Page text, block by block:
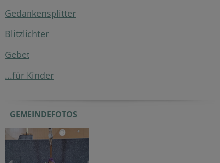
Gedankensplitter
Blitzlichter
Gebet
...für Kinder
GEMEINDEFOTOS